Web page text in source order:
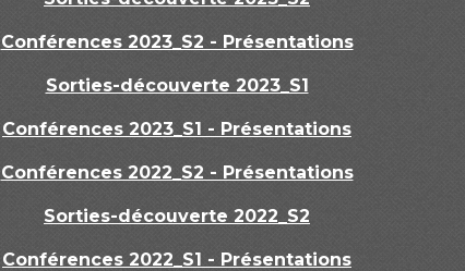
Conférences 2023_S2 - Présentations
Sorties-découverte 2023_S1
Conférences 2023_S1 - Présentations
Conférences 2022_S2 - Présentations
Sorties-découverte 2022_S2
Conférences 2022_S1 - Présentations